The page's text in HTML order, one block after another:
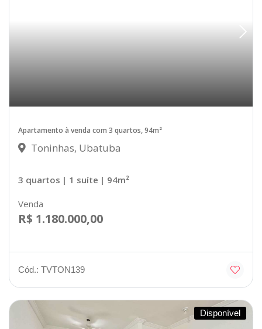
Apartamento à venda com 3 quartos, 94m²
Toninhas, Ubatuba
3 quartos | 1 suíte | 94m²
Venda
R$ 1.180.000,00
Cód.: TVTON139
Disponível